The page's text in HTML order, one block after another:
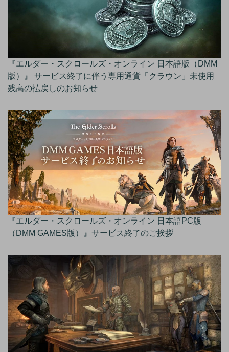
『エルダー・スクロールズ・オンライン 日本語版（DMM
版）』 サービス終了に伴う専用通貨「クラウン」未使用
残高の払戻しのお知らせ
『エルダー・スクロールズ・オンライン 日本語PC版
（DMM GAMES版）』サービス終了のご挨拶